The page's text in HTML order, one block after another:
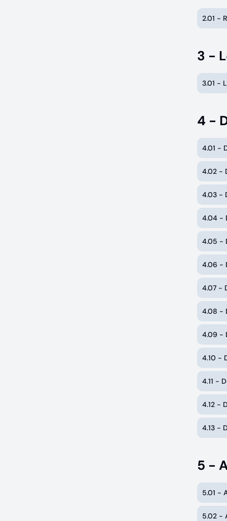
2.01 -
3 -
3.01 -
4 -
4.01 -
4.02 -
4.03 -
4.04 -
4.05 -
4.06 -
4.07 -
4.08 -
4.09 -
4.10 -
4.11 -
4.12 -
4.13 -
5 -
5.01 -
5.02 -